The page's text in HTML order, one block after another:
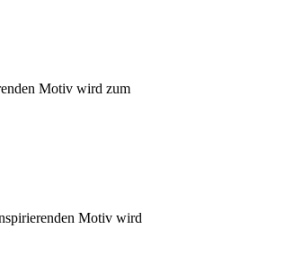
Motiv wird zum
Motiv wird